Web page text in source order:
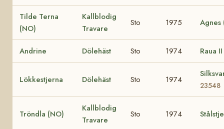
Tilde Terna
(NO)
Kallblodig
Travare
Sto 1975 Agnes
Andrine Dölehäst Sto 1974 Raua II
Lökkestjerna Dölehäst Sto 1974
23548
Tröndla (NO)
Kallblodig
Travare
Sto 1974